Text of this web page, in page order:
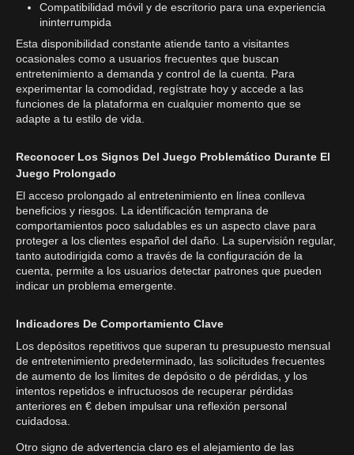
Compatibilidad móvil y de escritorio para una experiencia
ininterrumpida
Esta disponibilidad constante atiende tanto a visitantes
ocasionales como a usuarios frecuentes que buscan
entretenimiento a demanda y control de la cuenta. Para
experimentar la comodidad, regístrate hoy y accede a las
funciones de la plataforma en cualquier momento que se
adapte a tu estilo de vida.
Reconocer Los Signos Del Juego Problemático Durante El
Juego Prolongado
El acceso prolongado al entretenimiento en línea conlleva
beneficios y riesgos. La identificación temprana de
comportamientos poco saludables es un aspecto clave para
proteger a los clientes español del daño. La supervisión regular,
tanto autodirigida como a través de la configuración de la
cuenta, permite a los usuarios detectar patrones que pueden
indicar un problema emergente.
Indicadores De Comportamiento Clave
Los depósitos repetitivos que superan tu presupuesto mensual
de entretenimiento predeterminado, las solicitudes frecuentes
de aumento de los límites de depósito o de pérdidas, y los
intentos repetidos e infructuosos de recuperar pérdidas
anteriores en € deben impulsar una reflexión personal
cuidadosa.
Otro signo de advertencia claro es el alejamiento de las